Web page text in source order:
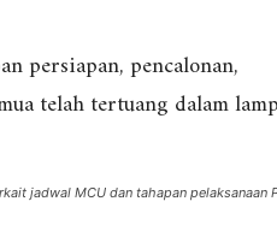
persiapan, pencalonan,
telah tertuang dalam
jadwal MCU dan tahapan pelaksanaan